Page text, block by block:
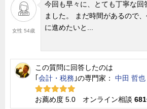
女性 54歳
今回も早々に、とても丁寧な回
ました。 まだ時間があるので
に進めたいと...
この質問に回答したのは
会計・税務 ｣の専門家： 中田 哲也
お薦め度 5.0 オンライン相談 681